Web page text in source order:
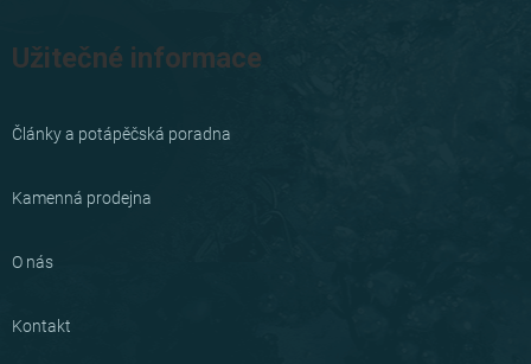
Užitečné informace
Články a potápěčská poradna
Kamenná prodejna
O nás
Kontakt